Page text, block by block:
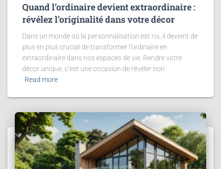
Quand l’ordinaire devient extraordinaire :
révélez l’originalité dans votre décor
Dans un monde où la personnalisation est roi, il devient de
plus en plus crucial de transformer l’ordinaire en
extraordinaire dans nos espaces de vie. Rendre votre
décor unique, c’est une occasion de révéler non
Read more